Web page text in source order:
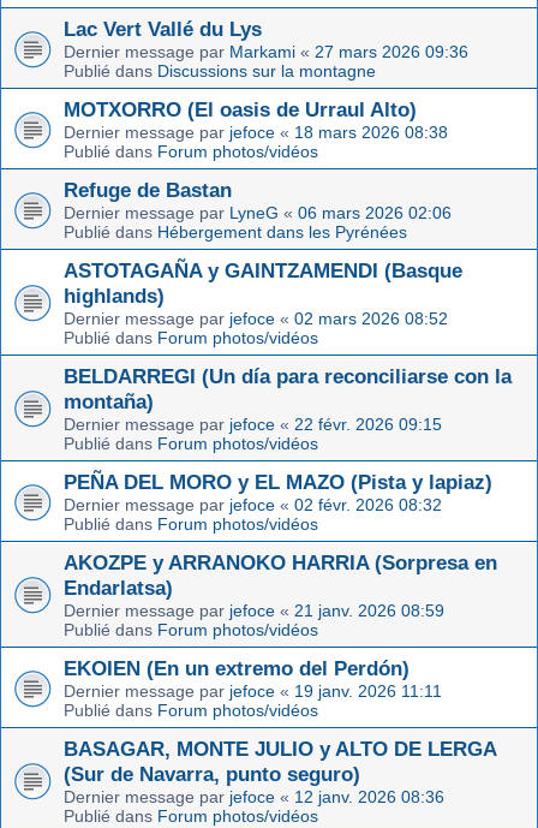
Lac Vert Vallé du Lys
Dernier message par Markami « 27 mars 2026 09:36
Publié dans Discussions sur la montagne
MOTXORRO (El oasis de Urraul Alto)
Dernier message par jefoce « 18 mars 2026 08:38
Publié dans Forum photos/vidéos
Refuge de Bastan
Dernier message par LyneG « 06 mars 2026 02:06
Publié dans Hébergement dans les Pyrénées
ASTOTAGAÑA y GAINTZAMENDI (Basque
highlands)
Dernier message par jefoce « 02 mars 2026 08:52
Publié dans Forum photos/vidéos
BELDARREGI (Un día para reconciliarse con la
montaña)
Dernier message par jefoce « 22 févr. 2026 09:15
Publié dans Forum photos/vidéos
PEÑA DEL MORO y EL MAZO (Pista y lapiaz)
Dernier message par jefoce « 02 févr. 2026 08:32
Publié dans Forum photos/vidéos
AKOZPE y ARRANOKO HARRIA (Sorpresa en
Endarlatsa)
Dernier message par jefoce « 21 janv. 2026 08:59
Publié dans Forum photos/vidéos
EKOIEN (En un extremo del Perdón)
Dernier message par jefoce « 19 janv. 2026 11:11
Publié dans Forum photos/vidéos
BASAGAR, MONTE JULIO y ALTO DE LERGA
(Sur de Navarra, punto seguro)
Dernier message par jefoce « 12 janv. 2026 08:36
Publié dans Forum photos/vidéos